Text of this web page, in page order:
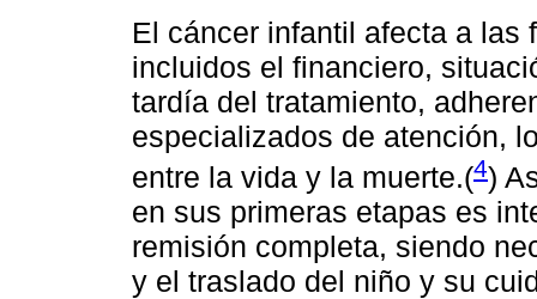
El cáncer infantil afecta a las
incluidos el financiero,
tardía del tratamiento,
especializados de atención,
entre la vida y la muerte.(4)
en sus primeras etapas es
remisión completa, siendo
y el traslado del niño y su